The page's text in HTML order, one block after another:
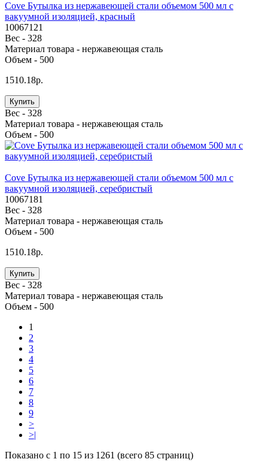
Cove Бутылка из нержавеющей стали объемом 500 мл с
вакуумной изоляцией, красный
10067121
Вес - 328
Материал товара - нержавеющая cталь
Объем - 500
1510.18р.
Купить
Вес - 328
Материал товара - нержавеющая cталь
Объем - 500
Cove Бутылка из нержавеющей стали объемом 500 мл с
вакуумной изоляцией, серебристый
10067181
Вес - 328
Материал товара - нержавеющая cталь
Объем - 500
1510.18р.
Купить
Вес - 328
Материал товара - нержавеющая cталь
Объем - 500
1
2
3
4
5
6
7
8
9
>
>|
Показано с 1 по 15 из 1261 (всего 85 страниц)